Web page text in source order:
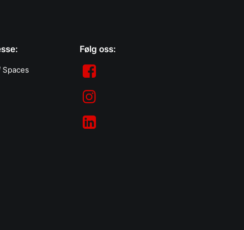
Følg oss: